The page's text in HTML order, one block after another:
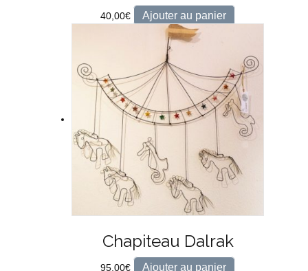
40,00€ Ajouter au panier
Chapiteau Dalrak
95,00€ Ajouter au panier